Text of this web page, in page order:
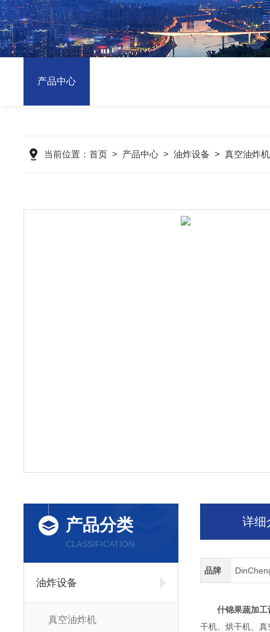
产品中心
当前位置： 首页 > 产品中心 > 油炸设备 > 真空油炸机
产品分类
CLASSIFICATION
油炸设备
真空油炸机
详细
品牌
什锦果蔬加
干机、烘干机、